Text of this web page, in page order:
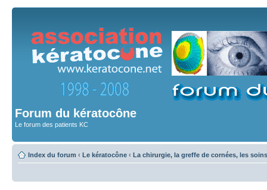
Forum du kératocône
Le forum des patients KC
Index du forum ‹ Le kératocône ‹ La chirurgie, la greffe de cornées, les